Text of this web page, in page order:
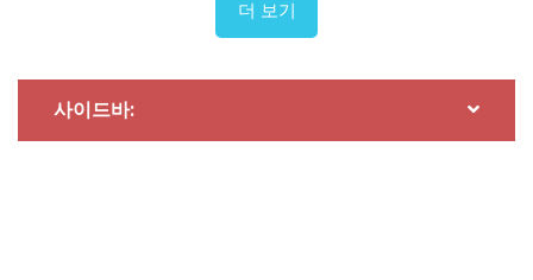
더 보기
사이드바: